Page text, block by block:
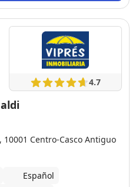
4.7
Centro-Casco Antiguo
Español